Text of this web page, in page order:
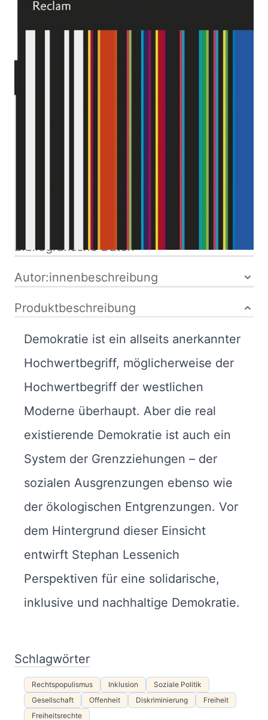
Bibliografische Daten
Autor:innenbeschreibung
Produktbeschreibung
Demokratie ist ein allseits anerkannter
Hochwertbegriff, möglicherweise der
Hochwertbegriff der westlichen
Moderne überhaupt. Aber die real
existierende Demokratie ist auch ein
System der Grenzziehungen – der
sozialen Ausgrenzungen ebenso wie
der ökologischen Entgrenzungen. Vor
dem Hintergrund dieser Einsicht
entwirft Stephan Lessenich
Perspektiven für eine solidarische,
inklusive und nachhaltige Demokratie.
Schlagwörter
Rechtspopulismus Inklusion
Soziale Politik
Gesellschaft
Offenheit Diskriminierung
Freiheit
Freiheitsrechte